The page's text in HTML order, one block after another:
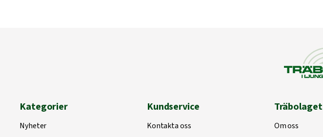
Kategorier
Nyheter
Kundservice
Kontakta oss
Träbolaget
Om oss